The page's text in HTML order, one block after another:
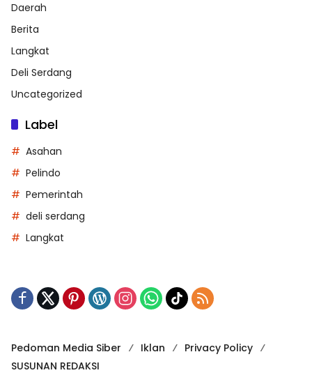
Daerah
Berita
Langkat
Deli Serdang
Uncategorized
Label
Asahan
Pelindo
Pemerintah
deli serdang
Langkat
Pedoman Media Siber Iklan
Privacy Policy
SUSUNAN REDAKSI